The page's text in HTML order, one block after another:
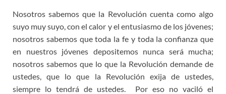
Nosotros sabemos que la Revolución cuenta como algo
suyo muy suyo, con el calor y el entusiasmo de los jóvenes;
nosotros sabemos que toda la fe y toda la confianza que
en nuestros jóvenes depositemos nunca será mucha;
nosotros sabemos que lo que la Revolución demande de
ustedes, que lo que la Revolución exija de ustedes,
siempre lo tendrá de ustedes. Por eso no vaciló el